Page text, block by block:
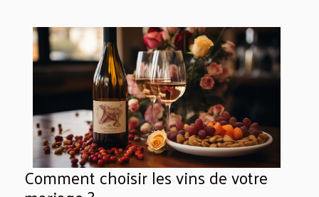
Comment choisir les vins de votre